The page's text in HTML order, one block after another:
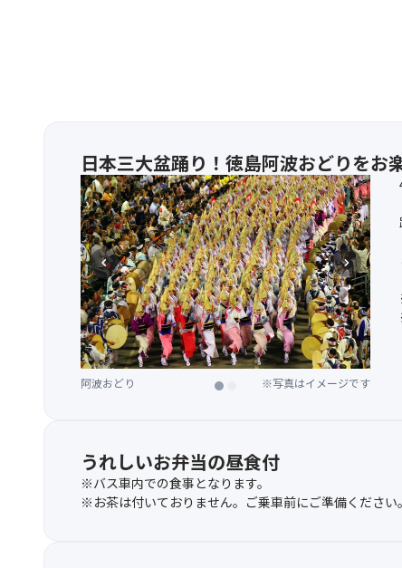
日本三大盆踊り！徳島阿波おどりをお
阿波おどり ※写真はイメージです
阿波おどり ※写真はイメージです
chevron_left chevron_right
うれしいお弁当の昼食付
※バス車内での食事となります。
※お茶は付いておりません。ご乗車前にご準備ください。